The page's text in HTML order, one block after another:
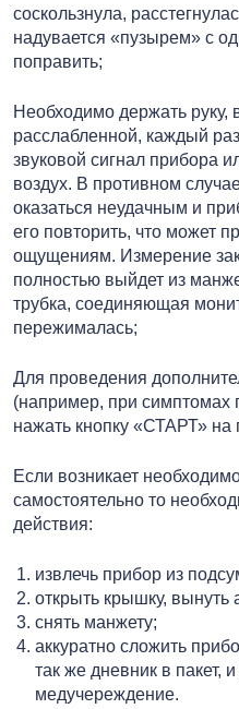
соскользнула,
надувается «пузырем» с
поправить;
Необходимо держать руку,
расслабленной, каждый
звуковой сигнал прибора
воздух. В противном
оказаться неудачным и
его повторить, что может
ощущениям. Измерение
полностью выйдет из
трубка, соединяющая
пережималась;
Для проведения
(например, при
нажать кнопку «СТАРТ»
Если возникает
самостоятельно то
действия:
извлечь прибор из
открыть крышку, вынуть
снять манжету;
аккуратно сложить
так же дневник в пакет,
медучереждение.